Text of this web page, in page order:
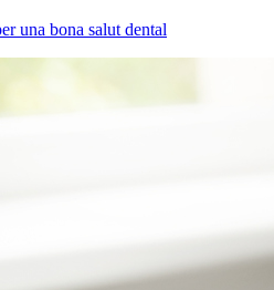
una bona salut dental